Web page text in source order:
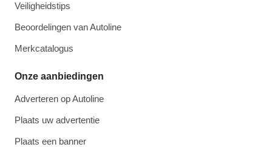
Veiligheidstips
Beoordelingen van Autoline
Merkcatalogus
Onze aanbiedingen
Adverteren op Autoline
Plaats uw advertentie
Plaats een banner